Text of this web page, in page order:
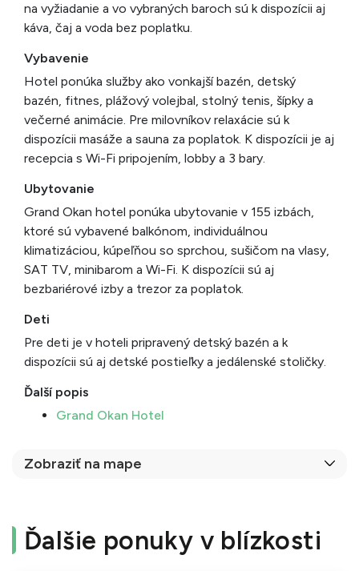
na vyžiadanie a vo vybraných baroch sú k dispozícii aj
káva, čaj a voda bez poplatku.
Vybavenie
Hotel ponúka služby ako vonkajší bazén, detský
bazén, fitnes, plážový volejbal, stolný tenis, šípky a
večerné animácie. Pre milovníkov relaxácie sú k
dispozícii masáže a sauna za poplatok. K dispozícii je aj
recepcia s Wi-Fi pripojením, lobby a 3 bary.
Ubytovanie
Grand Okan hotel ponúka ubytovanie v 155 izbách,
ktoré sú vybavené balkónom, individuálnou
klimatizáciou, kúpeľňou so sprchou, sušičom na vlasy,
SAT TV, minibarom a Wi-Fi. K dispozícii sú aj
bezbariérové izby a trezor za poplatok.
Deti
Pre deti je v hoteli pripravený detský bazén a k
dispozícii sú aj detské postieľky a jedálenské stoličky.
Ďalší popis
Grand Okan Hotel
Zobraziť na mape
Ďalšie ponuky v blízkosti